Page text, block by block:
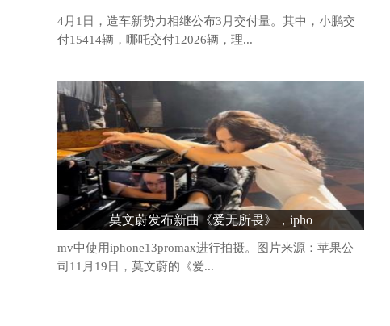
造车新势力格局生变：头部阵营松动，“
4月1日，造车新势力相继公布3月交付量。其中，小鹏交
付15414辆，哪吒交付12026辆，理...
莫文蔚发布新曲《爱无所畏》，ipho
mv中使用iphone13promax进行拍摄。图片来源：苹果公
司11月19日，莫文蔚的《爱...